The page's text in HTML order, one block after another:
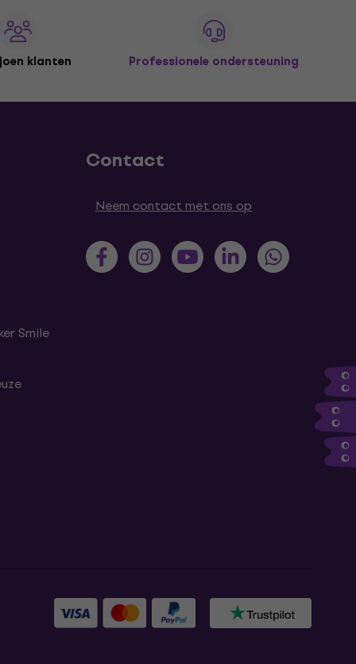
klanten Professionele ondersteuning
Smile
Contact
Neem contact met ons op